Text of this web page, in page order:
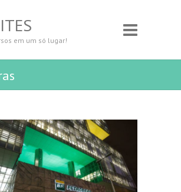
em um só lugar!